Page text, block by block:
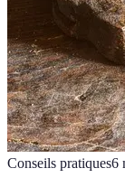
Conseils pratiques6